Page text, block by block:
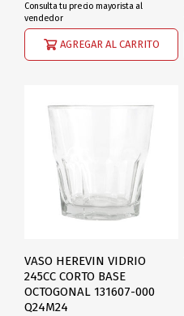
AGREGAR AL CARRITO
Consulta tu precio mayorista al
vendedor
VASO HEREVIN VIDRIO
245CC CORTO BASE
OCTOGONAL 131607-000
Q24M24